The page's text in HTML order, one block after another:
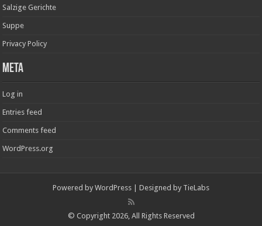
Salzige Gerichte
Suppe
Privacy Policy
Meta
Log in
Entries feed
Comments feed
WordPress.org
Powered by WordPress | Designed by TieLabs
© Copyright 2026, All Rights Reserved